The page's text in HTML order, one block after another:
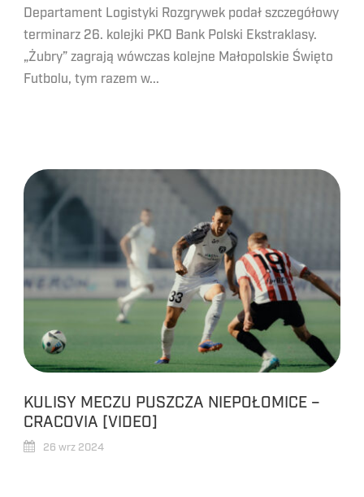
Departament Logistyki Rozgrywek podał szczegółowy
terminarz 26. kolejki PKO Bank Polski Ekstraklasy.
„Żubry” zagrają wówczas kolejne Małopolskie Święto
Futbolu, tym razem w...
KULISY MECZU PUSZCZA NIEPOŁOMICE –
CRACOVIA [VIDEO]
26 wrz 2024